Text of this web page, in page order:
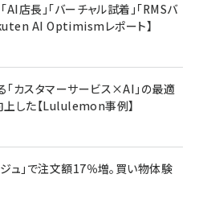
グの真実 P&G・グリコで学んだ失敗
経営 「沈黙の組織」から「高め合う
キングをもっと見る
AI店長」「バーチャル試着」「RMSバ
AI Optimismレポート】
カスタマーサービス×AI」の最適
した【Lululemon事例】
ュ」で注文額17％増。買い物体験